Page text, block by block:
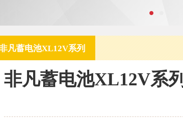
凡蓄电池XL12V系列
非凡蓄电池XL12V系列